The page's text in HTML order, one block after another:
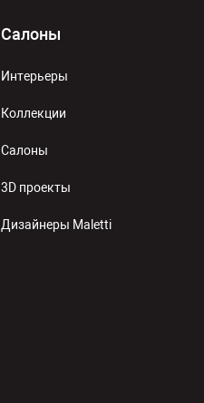
Салоны
Интерьеры
Коллекции
Салоны
3D проекты
Дизайнеры Maletti